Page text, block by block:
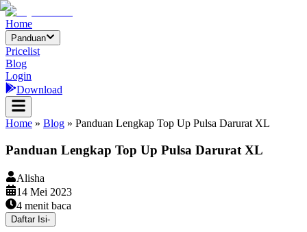
Home
Panduan
Pricelist
Blog
Login
Download
Home » Blog » Panduan Lengkap Top Up Pulsa Darurat XL
Panduan Lengkap Top Up Pulsa Darurat XL
Alisha
14 Mei 2023
4 menit baca
Daftar Isi-